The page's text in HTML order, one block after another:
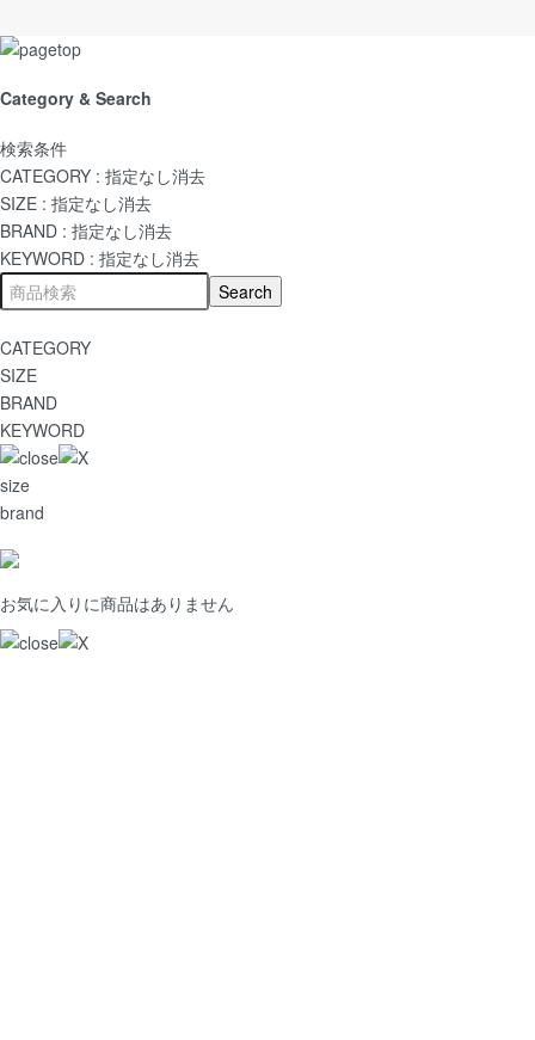
Category & Search
検索条件
CATEGORY : 指定なし消去
SIZE : 指定なし消去
BRAND : 指定なし消去
KEYWORD : 指定なし消去
CATEGORY
SIZE
BRAND
KEYWORD
size
brand
お気に入りに商品はありません